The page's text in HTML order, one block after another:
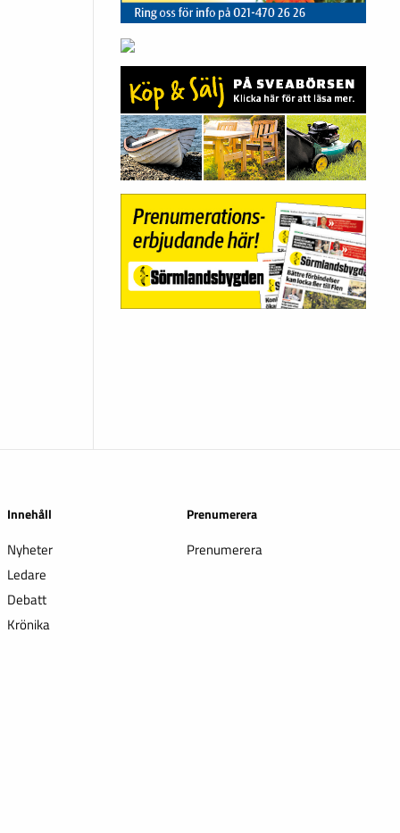
Innehåll
Nyheter
Ledare
Debatt
Krönika
Prenumerera
Prenumerera